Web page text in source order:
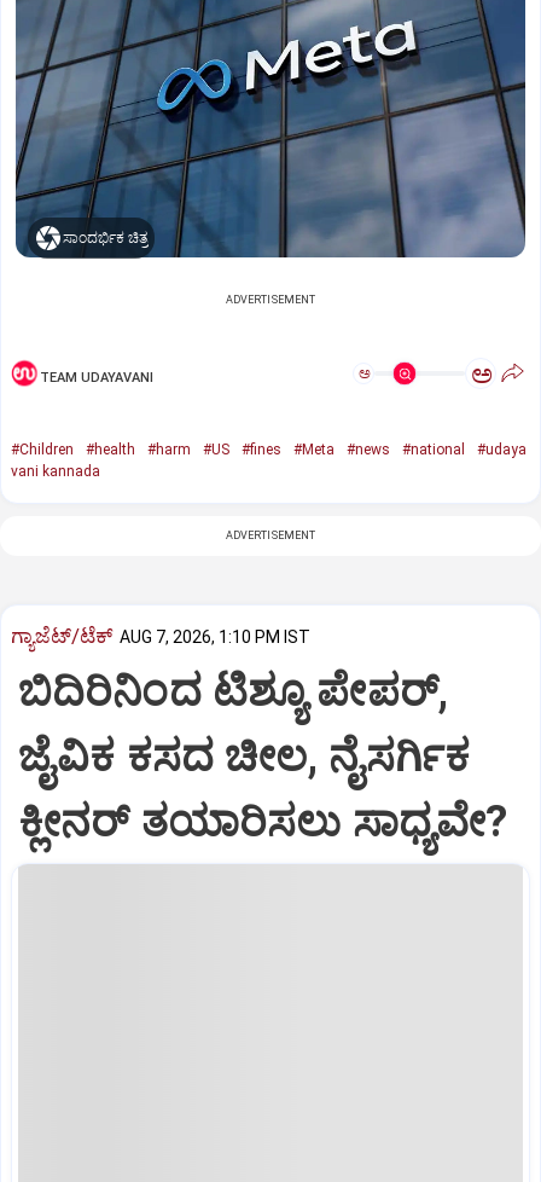
ಸಾಂದರ್ಭಿಕ ಚಿತ್ರ
ADVERTISEMENT
TEAM UDAYAVANI ಅ ಅ
#Children #health #harm #US #fines #Meta #news #national
#udaya
vani kannada
ADVERTISEMENT
ಗ್ಯಾಜೆಟ್/ಟೆಕ್ AUG 7, 2026, 1:10 PM IST
ಬಿದಿರಿನಿಂದ ಟಿಶ್ಯೂ ಪೇಪರ್‌,
ಜೈವಿಕ ಕಸದ ಚೀಲ, ನೈಸರ್ಗಿಕ
ಕ್ಲೀನರ್‌ ತಯಾರಿಸಲು ಸಾಧ್ಯವೇ?